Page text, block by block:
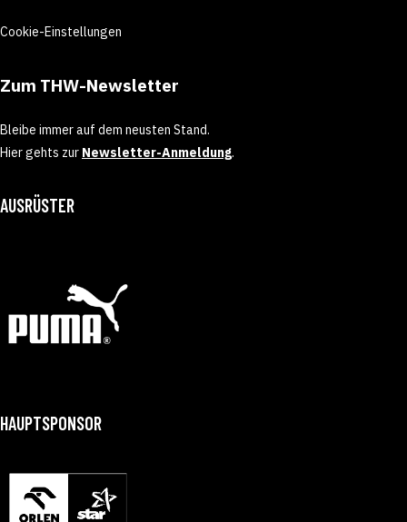
Cookie-Einstellungen
Zum THW-Newsletter
Bleibe immer auf dem neusten Stand.
Hier gehts zur Newsletter-Anmeldung.
AUSRÜSTER
HAUPTSPONSOR